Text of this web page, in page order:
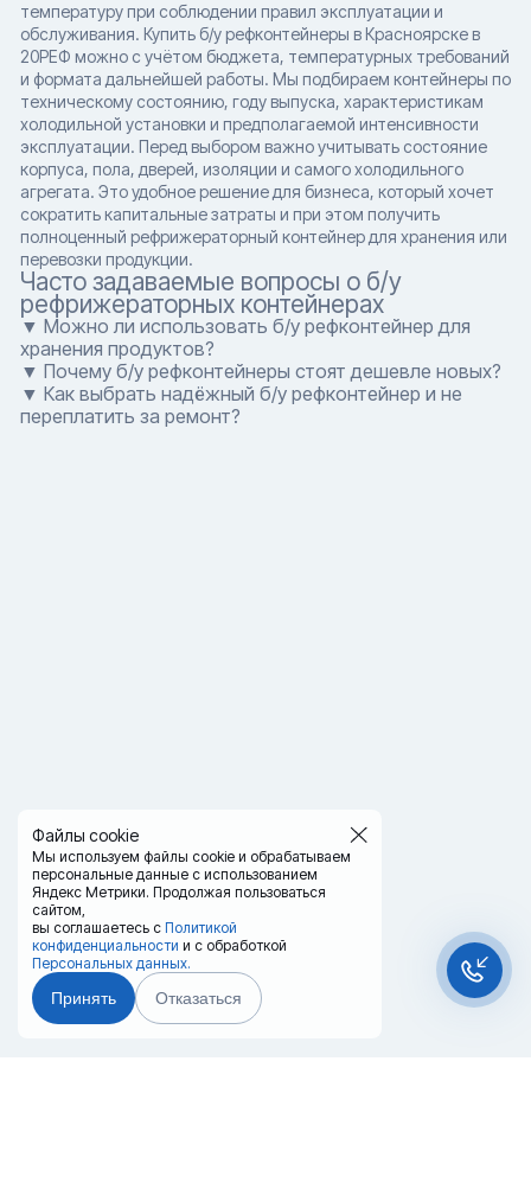
Файлы cookie
Мы используем файлы cookie и обрабатываем
персональные данные с использованием
Яндекс Метрики. Продолжая пользоваться
сайтом,
вы соглашаетесь с Политикой
конфиденциальности и с обработкой
Персональных данных.
Принять Отказаться
температуру при соблюдении правил эксплуатации и
обслуживания. Купить б/у рефконтейнеры в Красноярске в
20РЕФ можно с учётом бюджета, температурных требований
и формата дальнейшей работы. Мы подбираем контейнеры по
техническому состоянию, году выпуска, характеристикам
холодильной установки и предполагаемой интенсивности
эксплуатации. Перед выбором важно учитывать состояние
корпуса, пола, дверей, изоляции и самого холодильного
агрегата. Это удобное решение для бизнеса, который хочет
сократить капитальные затраты и при этом получить
полноценный рефрижераторный контейнер для хранения или
перевозки продукции.
Часто задаваемые вопросы о б/у
рефрижераторных контейнерах
▼ Можно ли использовать б/у рефконтейнер для
хранения продуктов?
▼ Почему б/у рефконтейнеры стоят дешевле новых?
▼ Как выбрать надёжный б/у рефконтейнер и не
переплатить за ремонт?